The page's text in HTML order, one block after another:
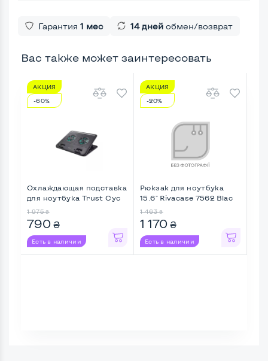
Гарантия 1 мес 14 дней обмен/возврат
Вас также может заинтересовать
АКЦИЯ
-60%
Охлаждающая подставка
для ноутбука Trust Cyc
1 975 ₴
790 ₴
Есть в наличии
АКЦИЯ
-20%
Рюкзак для ноутбука
15.6" Rivacase 7562 Blac
1 463 ₴
1 170 ₴
Есть в наличии